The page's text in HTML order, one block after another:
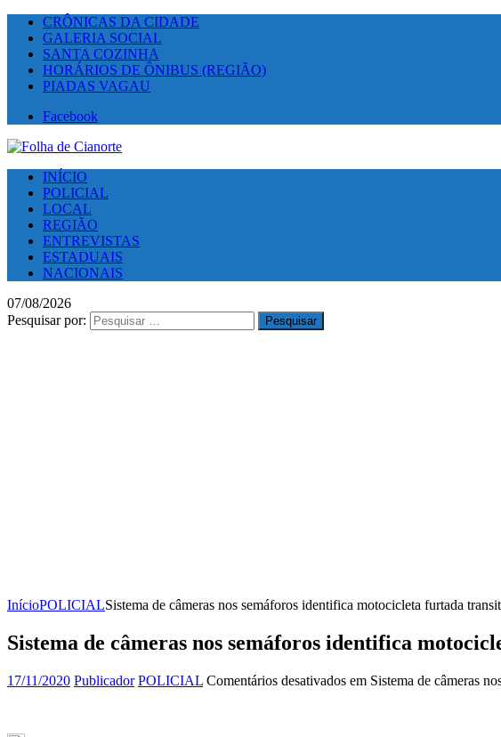
CRÔNICAS DA CIDADE
GALERIA SOCIAL
SANTA COZINHA
HORÁRIOS DE ÔNIBUS (REGIÃO)
PIADAS VAGAU
Facebook
INÍCIO
POLICIAL
LOCAL
REGIÃO
ENTREVISTAS
ESTADUAIS
NACIONAIS
07/08/2026
Pesquisar por:
InícioPOLICIALSistema de câmeras nos semáforos identifica motocicleta furtada
Sistema de câmeras nos semáforos identifica
17/11/2020 Publicador POLICIAL Comentários desativados em Sistema de câmeras